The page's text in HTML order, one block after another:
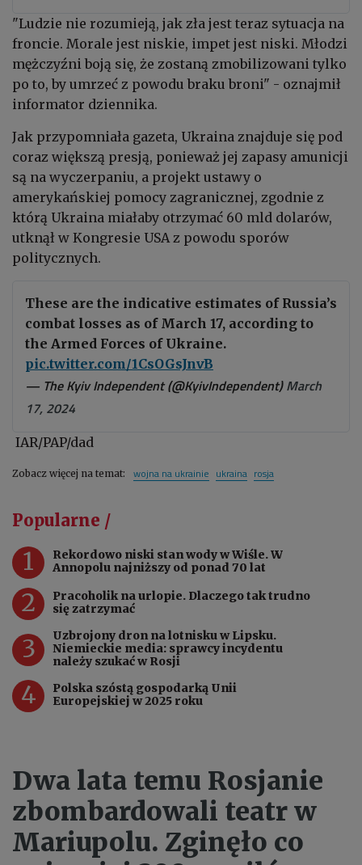
"Ludzie nie rozumieją, jak zła jest teraz sytuacja na
froncie. Morale jest niskie, impet jest niski. Młodzi
mężczyźni boją się, że zostaną zmobilizowani tylko
po to, by umrzeć z powodu braku broni" - oznajmił
informator dziennika.
Jak przypomniała gazeta, Ukraina znajduje się pod
coraz większą presją, ponieważ jej zapasy amunicji
są na wyczerpaniu, a projekt ustawy o
amerykańskiej pomocy zagranicznej, zgodnie z
którą Ukraina miałaby otrzymać 60 mld dolarów,
utknął w Kongresie USA z powodu sporów
politycznych.
These are the indicative estimates of Russia’s
combat losses as of March 17, according to
the Armed Forces of Ukraine.
pic.twitter.com/1CsOGsJnvB
— The Kyiv Independent (@KyivIndependent)March
17, 2024
IAR/PAP/dad
Zobacz więcej na temat: wojna na ukrainie ukraina rosja
Popularne /
1
Rekordowo niski stan wody w Wiśle. W
Annopolu najniższy od ponad 70 lat
2
Pracoholik na urlopie. Dlaczego tak trudno
się zatrzymać
3
Uzbrojony dron na lotnisku w Lipsku.
Niemieckie media: sprawcy incydentu
należy szukać w Rosji
4
Polska szóstą gospodarką Unii
Europejskiej w 2025 roku
Dwa lata temu Rosjanie
zbombardowali teatr w
Mariupolu. Zginęło co